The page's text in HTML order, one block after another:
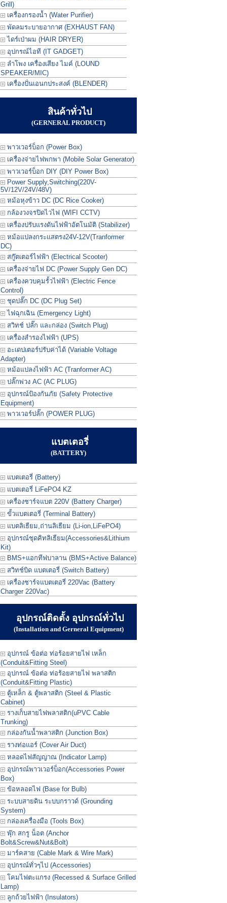
Grill)
เครื่องกรองน้ำ (Water Purifier)
พัดลมระบายอากาศ (EXHAUST FAN)
ไดร์เป่าผม (HAIR DRYER)
อุปกรณ์ไอที (IT GADGET)
ลำโพง เครื่องเสียง ไมค์ (LOUND
SPEAKER/MIC)
เครื่องปั่นเอนกประสงค์ (BLENDER)
สินค้าทั่วไป
(GERNERAL PRODUCT)
พาวเวอร์บ็อก (Power Box)
เครื่องจ่ายไฟพกพา (Mobile Solar Generator)
พาวเวอร์บ็อก DIY (DIY Power Box)
Power Supply,Switching(220V-
5V/12V/24V/48V)
หม้อหุงข้าว DC (DC Rice Cooker)
กล้องวงจรปิดไวไฟ (WIFI CCTV)
เครื่องปรับแรงดันไฟฟ้าอัตโนมัติ (Stabilizer)
หม้อแปลงกระแสตรง24V-12V(Tranformer
DC)
สกู๊ตเตอร์ไฟฟ้า (Electrical Scooter)
เครื่องจ่ายไฟ DC (Power Supply Gen DC)
เครื่องควบคุมรั้วไฟฟ้า (Electric Fence
Control)
ชุดปลั๊ก DC (DC Plug Set)
ไฟฉุกเฉิน (Emergency Light)
สวิทช์ ปลั๊ก และกล่อง (Switch Plug)
เครื่องสำรองไฟฟ้า (UPS)
อะเดปเตอร์ปรับค่าได้ (Variable Voltage
Adapter)
หม้อแปลงไฟฟ้า AC (Tranformer AC)
ปลั๊กพ่วง AC (AC PLUG)
อุปกรณ์ป้องกันภัย (Safety Protective
Equipment)
พาวเวอร์ปลั๊ก (POWER PLUG)
แบตเตอรี่
(BATTERY)
แบตเตอรี่ (Battery)
แบตเตอรี่ LiFePO4 KZ
เครื่องชาร์จแบต 220V (Battery Charger)
ขั้วแบตเตอรี่ (Terminal Battery)
แบตลิเธียม,ถ่านลิเธียม (Li-ion,LiFePO4)
อุปกรณ์ชุดคิทลิเธียม(Accessories&Lithium
Kit)
BMS+แอกทีฟบาลาน (BMS+Active Balance)
สวิทช์บิด แบตเตอรี่ (Switch Battery)
เครื่องชาร์จแบตเตอรี่ 220Vac (Battery
Charger 220Vac)
อุปกรณ์ติดตั้ง อุปกรณ์ทั่วไป
(Installation and Gerneral Equipment)
อุปกรณ์ ข้อต่อ ท่อร้อยสายไฟ เหล็ก
(Conduit&Fitting Steel)
อุปกรณ์ ข้อต่อ ท่อร้อยสายไฟ พลาสติก
(Conduit&Fitting Plastic)
ตู้เหล็ก & ตู้พลาสติก (Steel & Plastic
Cabinet)
รางเก็บสายไฟพลาสติก(uPVC Cable
Trunking)
กล่องกันน้ำพลาสติก (Junction Box)
รางท่อแอร์ (Cover Air Duct)
หลอดไฟสัญญาณ (Indicator Lamp)
อุปกรณ์พาวเวอร์บ็อก(Accessories Power
Box)
ข้อหลอดไฟ (Base for Bulb)
ระบบสายดิน ระบบกราวด์ (Grounding
System)
กล่องเครื่องมือ (Tools Box)
พุ๊ก สกรู น็อต (Anchor
Bolt&Screw&Nut&Bolt)
มาร์คสาย (Cable Mark & Wire Mark)
อุปกรณ์ทั่วๆไป (Accessories)
โคมไฟตะแกรง (Recessed & Surface Grilled
Lamp)
ลูกถ้วยไฟฟ้า (Insulators)